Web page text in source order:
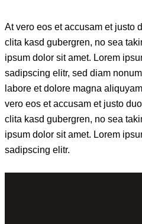
At vero eos et accusam et justo
clita kasd gubergren, no sea
ipsum dolor sit amet. Lorem
sadipscing elitr, sed diam
labore et dolore magna
vero eos et accusam et justo
clita kasd gubergren, no sea
ipsum dolor sit amet. Lorem
sadipscing elitr.